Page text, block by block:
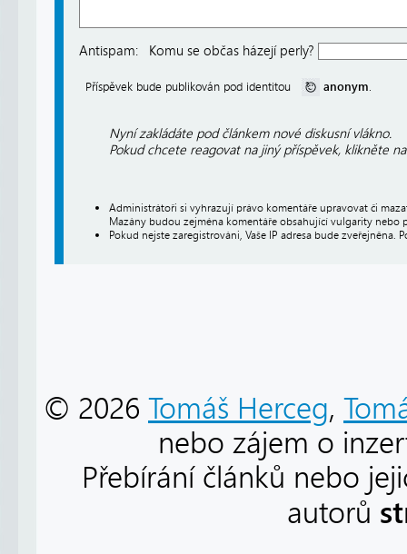
Antispam: Komu se občas házejí perly?
Příspěvek bude publikován pod identitou anonym.
Nyní zakládáte pod článkem nové diskusní vlákno.
Pokud chcete reagovat na jiný příspěvek, klikněte
Administrátoři si vyhrazují právo komentáře upravovat či
Mazány budou zejména komentáře obsahující vulgarity nebo
Pokud nejste zaregistrováni, Vaše IP adresa bude
© 2026 Tomáš Herceg,
nebo zájem o
Přebírání článků nebo
autorů